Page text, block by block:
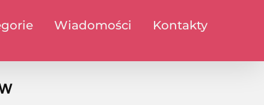
Wiadomości Kontakty